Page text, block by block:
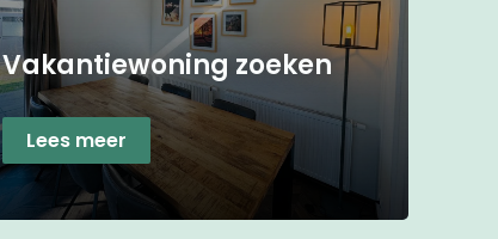
Vakantiewoning zoeken
Lees meer